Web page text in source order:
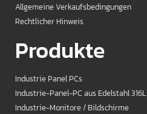
Allgemeine Verkaufsbedingungen
Rechtlicher Hinweis
Produkte
Industrie Panel PCs
Industrie-Panel-PC aus Edelstahl 316L
Industrie-Monitore / Bildschirme